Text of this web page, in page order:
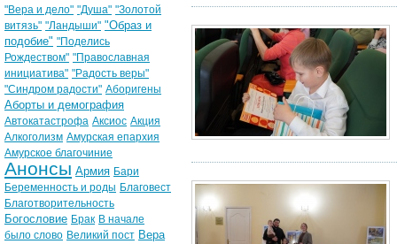
"Вера и дело" "Душа" "Золотой
витязь" "Ландыши" "Образ и
подобие" "Поделись
Рождеством" "Православная
инициатива" "Радость веры"
"Синдром радости" Аборигены
Аборты и демография
Автокатастрофа Аксиос Акция
Алкоголизм Амурская епархия
Амурское благочиние
Анонсы Армия Бари
Беременность и роды Благовест
Благотворительность
Богословие Брак В начале
было слово Великий пост Вера